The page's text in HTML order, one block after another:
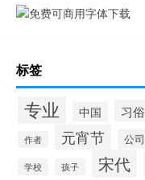
标签
专业 中国 习俗
作者 元宵节 公司
学校 孩子 宋代